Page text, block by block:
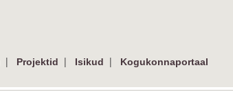
| Projektid | Isikud |
Kogukonnaportaal